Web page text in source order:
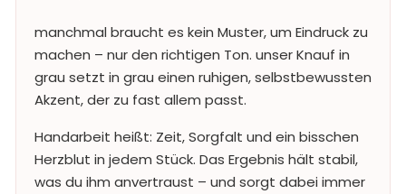
manchmal braucht es kein Muster, um Eindruck zu
machen – nur den richtigen Ton. unser Knauf in
grau setzt in grau einen ruhigen, selbstbewussten
Akzent, der zu fast allem passt.
Handarbeit heißt: Zeit, Sorgfalt und ein bisschen
Herzblut in jedem Stück. Das Ergebnis hält stabil,
was du ihm anvertraust – und sorgt dabei immer